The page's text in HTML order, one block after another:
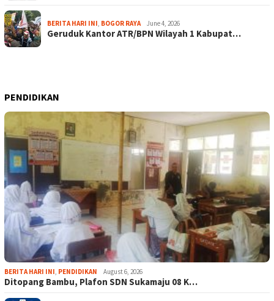
BERITA HARI INI, BOGOR RAYA June 4, 2026
Geruduk Kantor ATR/BPN Wilayah 1 Kabupat…
PENDIDIKAN
BERITA HARI INI, PENDIDIKAN August 6, 2026
Ditopang Bambu, Plafon SDN Sukamaju 08 K…